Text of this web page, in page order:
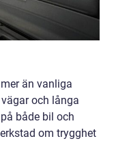
än vanliga
och långa
både bil och
om trygghet